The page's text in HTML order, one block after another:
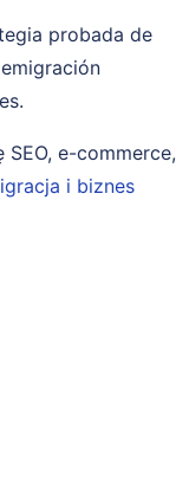
probada de
e-commerce,
i biznes